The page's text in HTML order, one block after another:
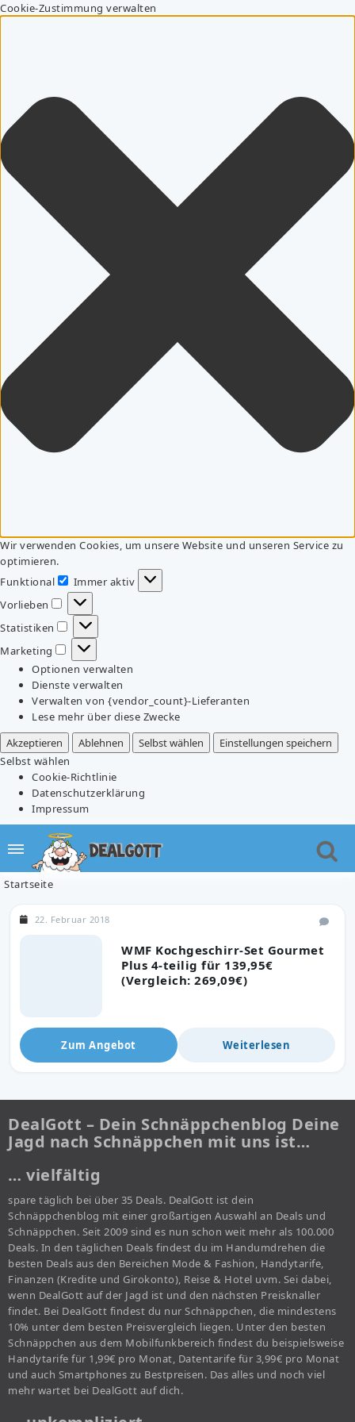
Cookie-Zustimmung verwalten
Wir verwenden Cookies, um unsere Website und unseren Service zu
optimieren.
Funktional
Funktional
Immer aktiv
Vorlieben
Vorlieben
Statistiken
Statistiken
Marketing
Marketing
Optionen verwalten
Dienste verwalten
Verwalten von {vendor_count}-Lieferanten
Lese mehr über diese Zwecke
Akzeptieren
Ablehnen Selbst wählen
Einstellungen speichern
Selbst wählen
Cookie-Richtlinie
Datenschutzerklärung
Impressum
Startseite
WMF Kochgeschirr-Set Gourmet
Plus 4-teilig für 139,95€
(Vergleich: 269,09€)
22. Februar 2018
Zum Angebot Weiterlesen
DealGott – Dein Schnäppchenblog Deine
Jagd nach Schnäppchen mit uns ist…
… vielfältig
spare täglich bei über 35 Deals. DealGott ist dein
Schnäppchenblog mit einer großartigen Auswahl an Deals und
Schnäppchen. Seit 2009 sind es nun schon weit mehr als 100.000
Deals. In den täglichen Deals findest du im Handumdrehen die
besten Deals aus den Bereichen Mode & Fashion, Handytarife,
Finanzen (Kredite und Girokonto), Reise & Hotel uvm. Sei dabei,
wenn DealGott auf der Jagd ist und den nächsten Preisknaller
findet. Bei DealGott findest du nur Schnäppchen, die mindestens
10% unter dem besten Preisvergleich liegen. Unter den besten
Schnäppchen aus dem Mobilfunkbereich findest du beispielsweise
Handytarife für 1,99€ pro Monat, Datentarife für 3,99€ pro Monat
und auch Smartphones zu Bestpreisen. Das alles und noch viel
mehr wartet bei DealGott auf dich.